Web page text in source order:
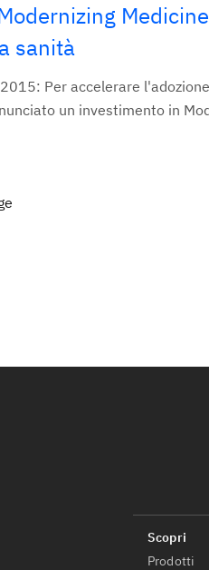
sanità
Per accelerare
un investimento in
Prodotti